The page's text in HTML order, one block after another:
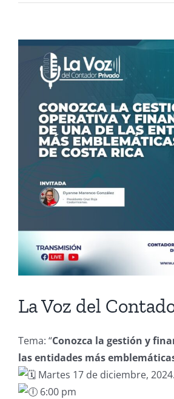
View
Larger
Image
La Voz del
Tema: “Conozca la gestión y
las entidades más
Martes 17 de diciembre, 2024.
6:00 pm